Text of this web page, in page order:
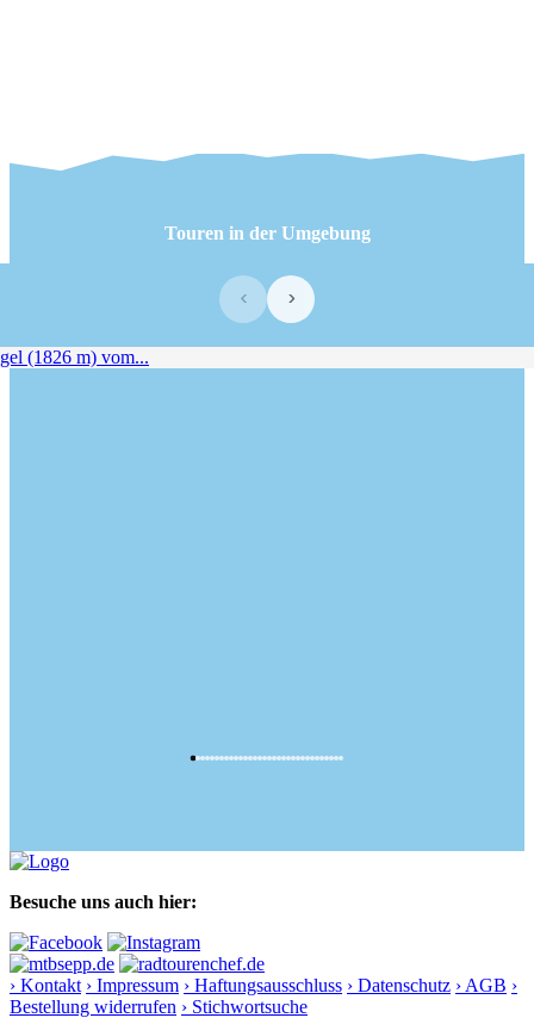
Touren in der Umgebung
‹ ›
Besuche uns auch hier:
› Kontakt › Impressum › Haftungsausschluss › Datenschutz › AGB ›
Bestellung widerrufen › Stichwortsuche